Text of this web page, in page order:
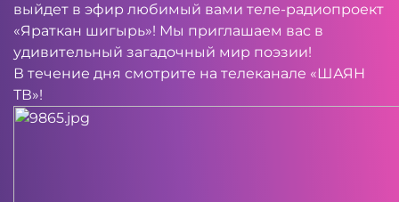
выйдет в эфир любимый вами теле-радиопроект
«Яраткан шигырь»! Мы приглашаем вас в
удивительный загадочный мир поэзии!
В течение дня смотрите на телеканале «ШАЯН
ТВ»!